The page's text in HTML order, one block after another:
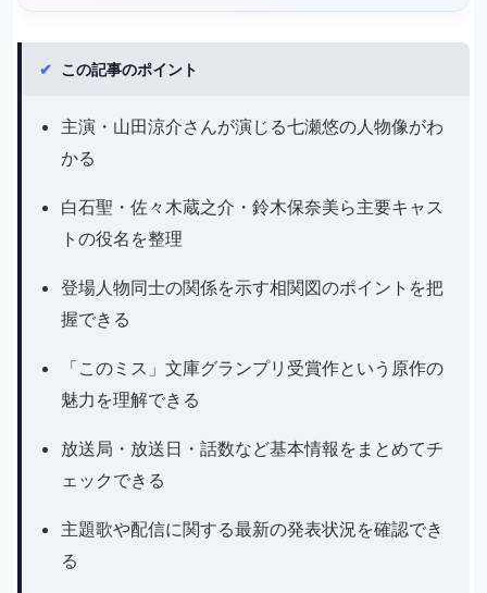
✔ この記事のポイント
主演・山田涼介さんが演じる七瀬悠の人物像がわ
かる
白石聖・佐々木蔵之介・鈴木保奈美ら主要キャス
トの役名を整理
登場人物同士の関係を示す相関図のポイントを把
握できる
「このミス」文庫グランプリ受賞作という原作の
魅力を理解できる
放送局・放送日・話数など基本情報をまとめてチ
ェックできる
主題歌や配信に関する最新の発表状況を確認でき
る